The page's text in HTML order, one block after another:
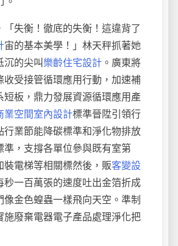
「失衡！徹底的失衡！這違背了
宙的基本美學！」林天秤抓著她
沉的尖叫樂齡住宅設計 。廣東將
收受接管循環應用行動，加速補
短板，鼎力發展資源循環應用產
業空間室內設計標準晉陞引領行
行業節能降碳標準和淨化物排放
準，支撐各單位參與既有室第
裝電梯等相關標然後，販客變設
秒一百萬張的速度吐出金箔折成
像金色蝗蟲一樣飛向天空。準制
施廢棄電器電子產品處理淨化把